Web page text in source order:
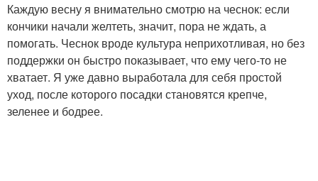
Каждую весну я внимательно смотрю на чеснок: если
кончики начали желтеть, значит, пора не ждать, а
помогать. Чеснок вроде культура неприхотливая, но без
поддержки он быстро показывает, что ему чего-то не
хватает. Я уже давно выработала для себя простой
уход, после которого посадки становятся крепче,
зеленее и бодрее.